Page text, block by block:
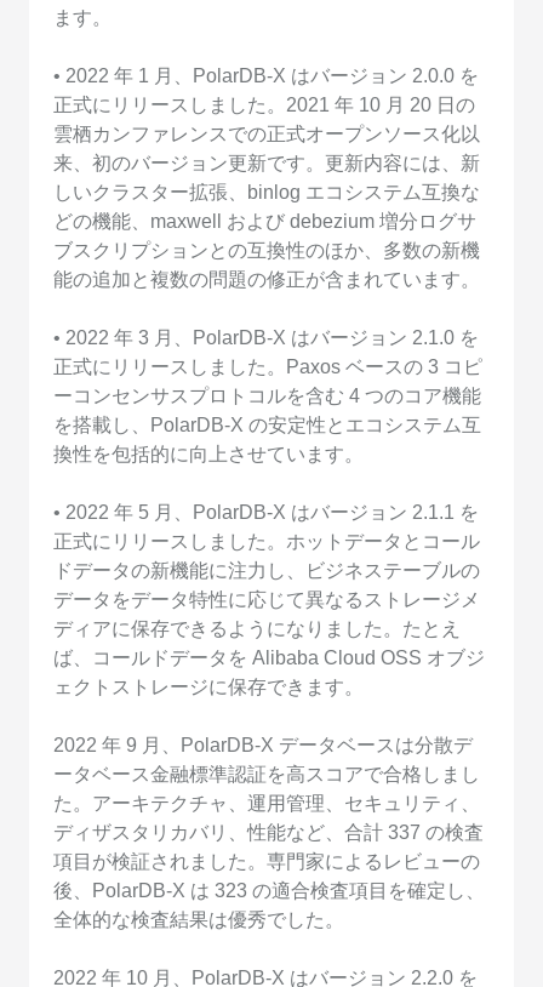
ます。
• 2022 年 1 月、PolarDB-X はバージョン 2.0.0 を
正式にリリースしました。2021 年 10 月 20 日の
雲栖カンファレンスでの正式オープンソース化以
来、初のバージョン更新です。更新内容には、新
しいクラスター拡張、binlog エコシステム互換な
どの機能、maxwell および debezium 増分ログサ
ブスクリプションとの互換性のほか、多数の新機
能の追加と複数の問題の修正が含まれています。
• 2022 年 3 月、PolarDB-X はバージョン 2.1.0 を
正式にリリースしました。Paxos ベースの 3 コピ
ーコンセンサスプロトコルを含む 4 つのコア機能
を搭載し、PolarDB-X の安定性とエコシステム互
換性を包括的に向上させています。
• 2022 年 5 月、PolarDB-X はバージョン 2.1.1 を
正式にリリースしました。ホットデータとコール
ドデータの新機能に注力し、ビジネステーブルの
データをデータ特性に応じて異なるストレージメ
ディアに保存できるようになりました。たとえ
ば、コールドデータを Alibaba Cloud OSS オブジ
ェクトストレージに保存できます。
2022 年 9 月、PolarDB-X データベースは分散デ
ータベース金融標準認証を高スコアで合格しまし
た。アーキテクチャ、運用管理、セキュリティ、
ディザスタリカバリ、性能など、合計 337 の検査
項目が検証されました。専門家によるレビューの
後、PolarDB-X は 323 の適合検査項目を確定し、
全体的な検査結果は優秀でした。
2022 年 10 月、PolarDB-X はバージョン 2.2.0 を